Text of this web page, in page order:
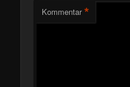
Kommentar *